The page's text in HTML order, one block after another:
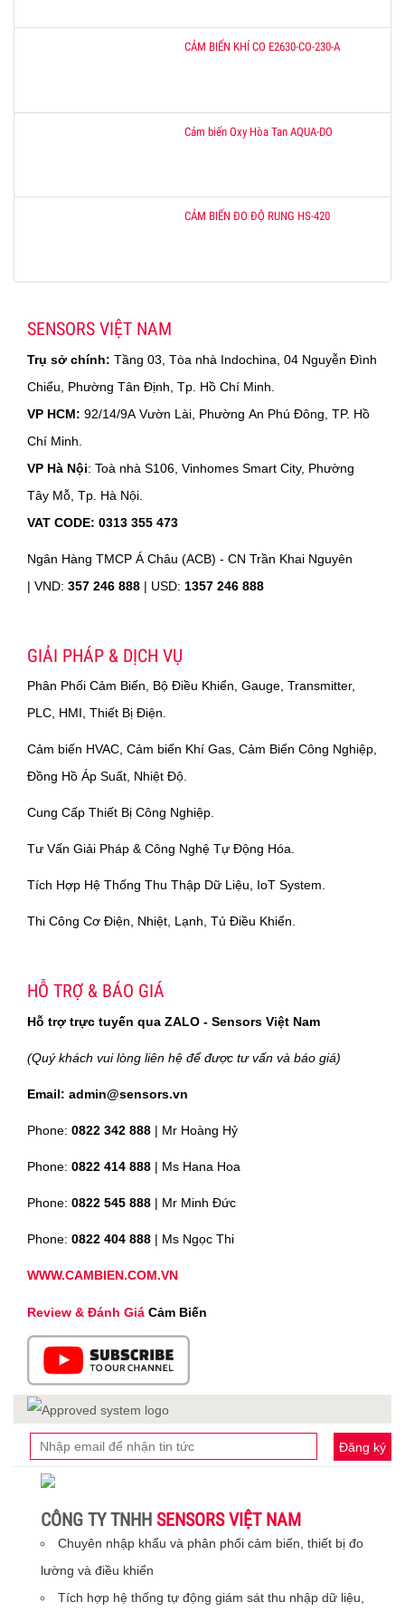
CẢM BIẾN KHÍ CO E2630-CO-230-A
Cảm biến Oxy Hòa Tan AQUA-DO
CẢM BIẾN ĐO ĐỘ RUNG HS-420
SENSORS VIỆT NAM
Trụ sở chính: Tầng 03, Tòa nhà Indochina, 04 Nguyễn Đình
Chiểu, Phường Tân Định, Tp. Hồ Chí Minh.
VP HCM: 92/14/9A Vườn Lài, Phường An Phú Đông, TP. Hồ
Chí Minh.
VP Hà Nội: Toà nhà S106, Vinhomes Smart City, Phường
Tây Mỗ, Tp. Hà Nội.
VAT CODE: 0313 355 473
Ngân Hàng TMCP Á Châu (ACB) - CN Trần Khai Nguyên
| VND: 357 246 888 | USD: 1357 246 888
GIẢI PHÁP & DỊCH VỤ
Phân Phối Cảm Biến, Bộ Điều Khiển, Gauge, Transmitter,
PLC, HMI, Thiết Bị Điện.
Cảm biến HVAC, Cảm biến Khí Gas, Cảm Biến Công Nghiệp,
Đồng Hồ Áp Suất, Nhiệt Độ.
Cung Cấp Thiết Bị Công Nghiệp.
Tư Vấn Giải Pháp & Công Nghệ Tự Động Hóa.
Tích Hợp Hệ Thống Thu Thập Dữ Liệu, IoT System.
Thi Công Cơ Điện, Nhiệt, Lạnh, Tủ Điều Khiển.
HỖ TRỢ & BÁO GIÁ
Hỗ trợ trực tuyến qua ZALO - Sensors Việt Nam
(Quý khách vui lòng liên hệ để được tư vấn và báo giá)
Email: admin@sensors.vn
Phone: 0822 342 888 | Mr Hoàng Hỷ
Phone: 0822 414 888 | Ms Hana Hoa
Phone: 0822 545 888 | Mr Minh Đức
Phone: 0822 404 888 | Ms Ngọc Thi
WWW.CAMBIEN.COM.VN
Review & Đánh Giá Cảm Biến
Đăng ký
CÔNG TY TNHH SENSORS VIỆT NAM
Chuyên nhập khẩu và phân phối cảm biến, thiết bị đo
lường và điều khiển
Tích hợp hệ thống tự động giám sát thu nhập dữ liệu,